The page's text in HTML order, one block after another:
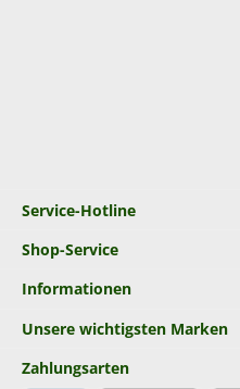
Service-Hotline
Shop-Service
Informationen
Unsere wichtigsten Marken
Zahlungsarten